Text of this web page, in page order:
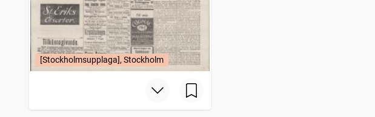
[Stockholmsupplaga], Stockholm